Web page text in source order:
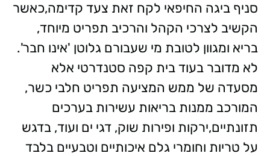
סניף ביגה החיפאי לקח זאת צעד קדימה,כאשר
הקשיב לצרכי הקהל והרכיב תפריט מיוחד,
בריא ומגוון לטובת מי שעבורם גלוטן 'אינו חבר'.
לא מדובר בעוד בית קפה סטנדרטי אלא
מסעדה של ממש המציעה תפריט חלבי כשר,
המורכב ממנות בריאות עשירות בערכים
תזונתיים,ירקות ופירות שוק, דגי ים ועוד, בדגש
על טריות וחומרי גלם איכותיים וטבעיים בלבד